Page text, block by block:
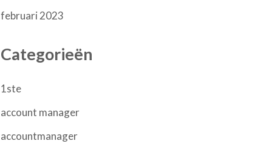
februari 2023
Categorieën
1ste
account manager
accountmanager